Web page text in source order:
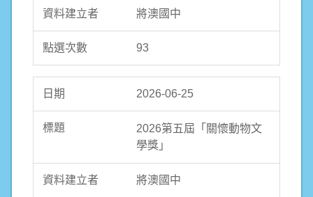
將澳國中
93
2026-06-25
2026第五屆「關懷動物文
學獎」
將澳國中